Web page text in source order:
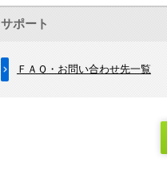
サポート
ＦＡＱ・お問い合わせ先一覧